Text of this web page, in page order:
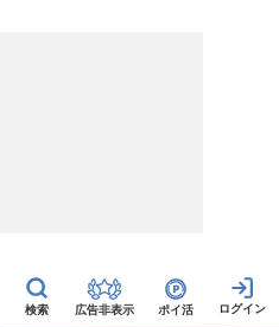
広告非表示 ポイ活